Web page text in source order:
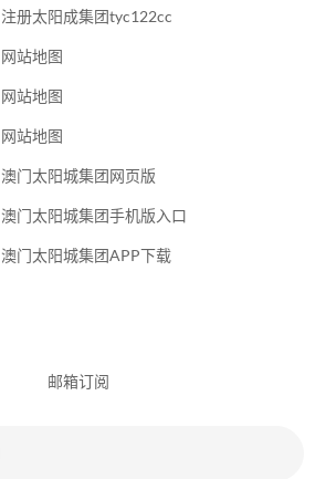
注册太阳成集团tyc122cc
网站地图
网站地图
网站地图
澳门太阳城集团网页版
澳门太阳城集团手机版入口
澳门太阳城集团APP下载
邮箱订阅